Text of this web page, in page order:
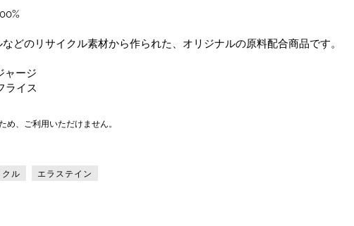
どのリサイクル素材から作られた、オリジナルの原料配合商品です。
ャージ
ライス
め、ご利用いただけません。
クル エラステイン